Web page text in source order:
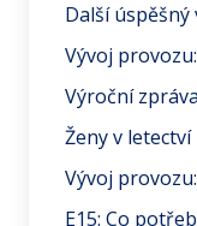
Další úspěšný
Vývoj
Výroční
Ženy v letectví
Vývoj
E15: Co